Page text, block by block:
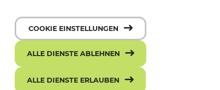
COOKIE EINSTELLUNGEN
ALLE DIENSTE ABLEHNEN
ALLE DIENSTE ERLAUBEN